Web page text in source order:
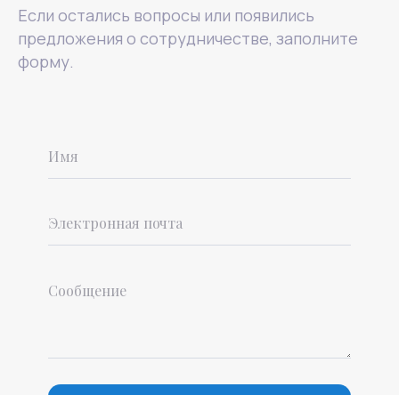
Если остались вопросы или появились
предложения о сотрудничестве, заполните
форму.Политика конфиденциальности
Реквизиты
Договор оферты